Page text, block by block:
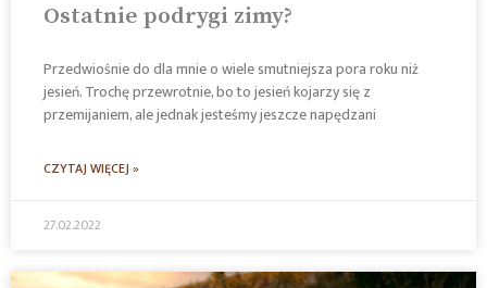
Ostatnie podrygi zimy?
Przedwiośnie do dla mnie o wiele smutniejsza pora roku niż
jesień. Trochę przewrotnie, bo to jesień kojarzy się z
przemijaniem, ale jednak jesteśmy jeszcze napędzani
CZYTAJ WIĘCEJ »
27.02.2022